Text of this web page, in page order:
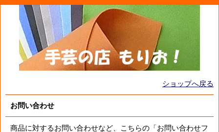
ショップへ戻る
お問い合わせ
商品に対するお問い合わせなど、こちらの「お問い合わせフ